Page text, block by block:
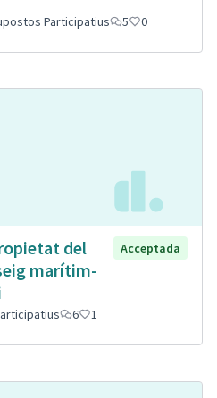
Participatius 5 0
del
marítim-
Acceptada
6 1